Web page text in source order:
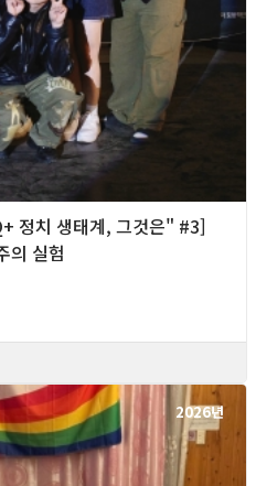
정치 생태계, 그것은" #3]
의 실험
2026년